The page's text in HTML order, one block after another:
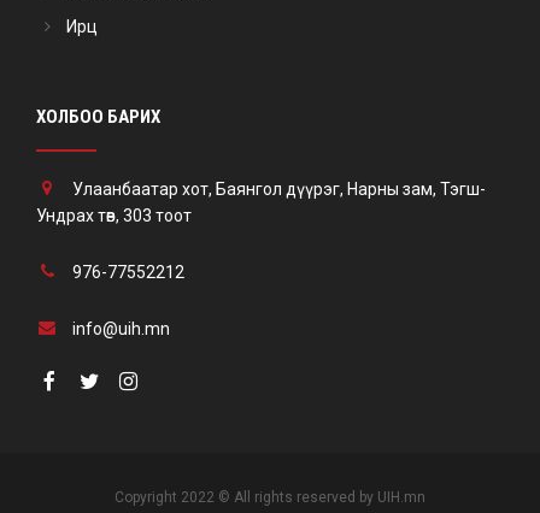
Ирц
ХОЛБОО БАРИХ
Улаанбаатар хот, Баянгол дүүрэг, Нарны зам, Тэгш-
Ундрах төв, 303 тоот
976-77552212
info@uih.mn
Copyright 2022 © All rights reserved by UIH.mn